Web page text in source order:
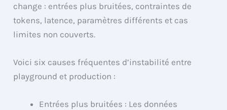
change : entrées plus bruitées, contraintes de
tokens, latence, paramètres différents et cas
limites non couverts.
Voici six causes fréquentes d’instabilité entre
playground et production :
Entrées plus bruitées : Les données